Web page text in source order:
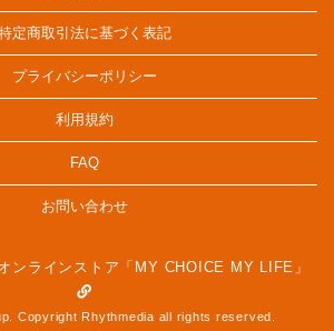
定商取引法に基づく表記
プライバシーポリシー
利用規約
FAQ
お問い合わせ
ンラインストア「MY CHOICE MY LIFE」
Copyright Rhythmedia all rights reserved.